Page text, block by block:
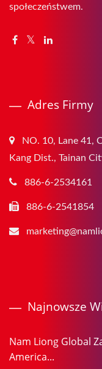
społeczeństwem.
Adres Firmy
NO. 10, Lane 41,
Kang Dist., Tainan
886-6-2534161
886-6-2541854
Najnowsze
Nam Liong Global
America...